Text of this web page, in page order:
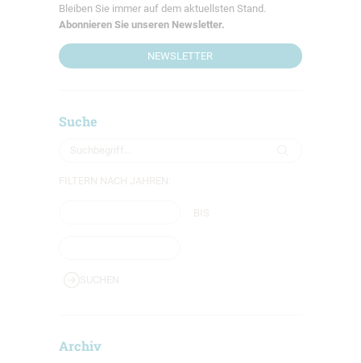
Bleiben Sie immer auf dem aktuellsten Stand.
Abonnieren Sie unseren Newsletter.
NEWSLETTER
Suche
FILTERN NACH JAHREN:
BIS
SUCHEN
Archiv